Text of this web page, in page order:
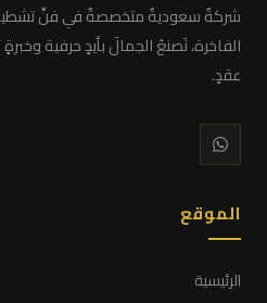
شركةٌ سعوديةٌ متخصصةٌ في فنِّ
الفاخرة، نَصنعُ الجمالَ بأيدٍ حرفية
عقدٍ.
الموقع
الرئيسية